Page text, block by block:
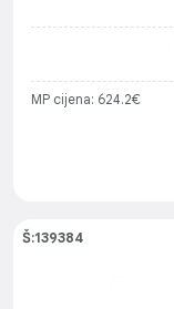
MP cijena: 624.2€
Š:139384